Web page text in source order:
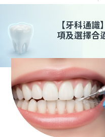
【牙科通識】
項及選擇合